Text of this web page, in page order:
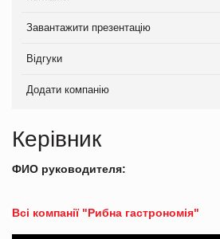
Завантажити презентацію
Відгуки
Додати компанію
Керівник
ФИО руководителя:
Всі компанії "Рибна гастрономія"